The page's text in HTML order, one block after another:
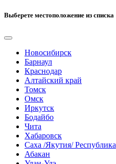
Выберете местоположение из списка
Новосибирск
Барнаул
Краснодар
Алтайский край
Томск
Омск
Иркутск
Бодайбо
Чита
Хабаровск
Саха /Якутия/ Республика
Абакан